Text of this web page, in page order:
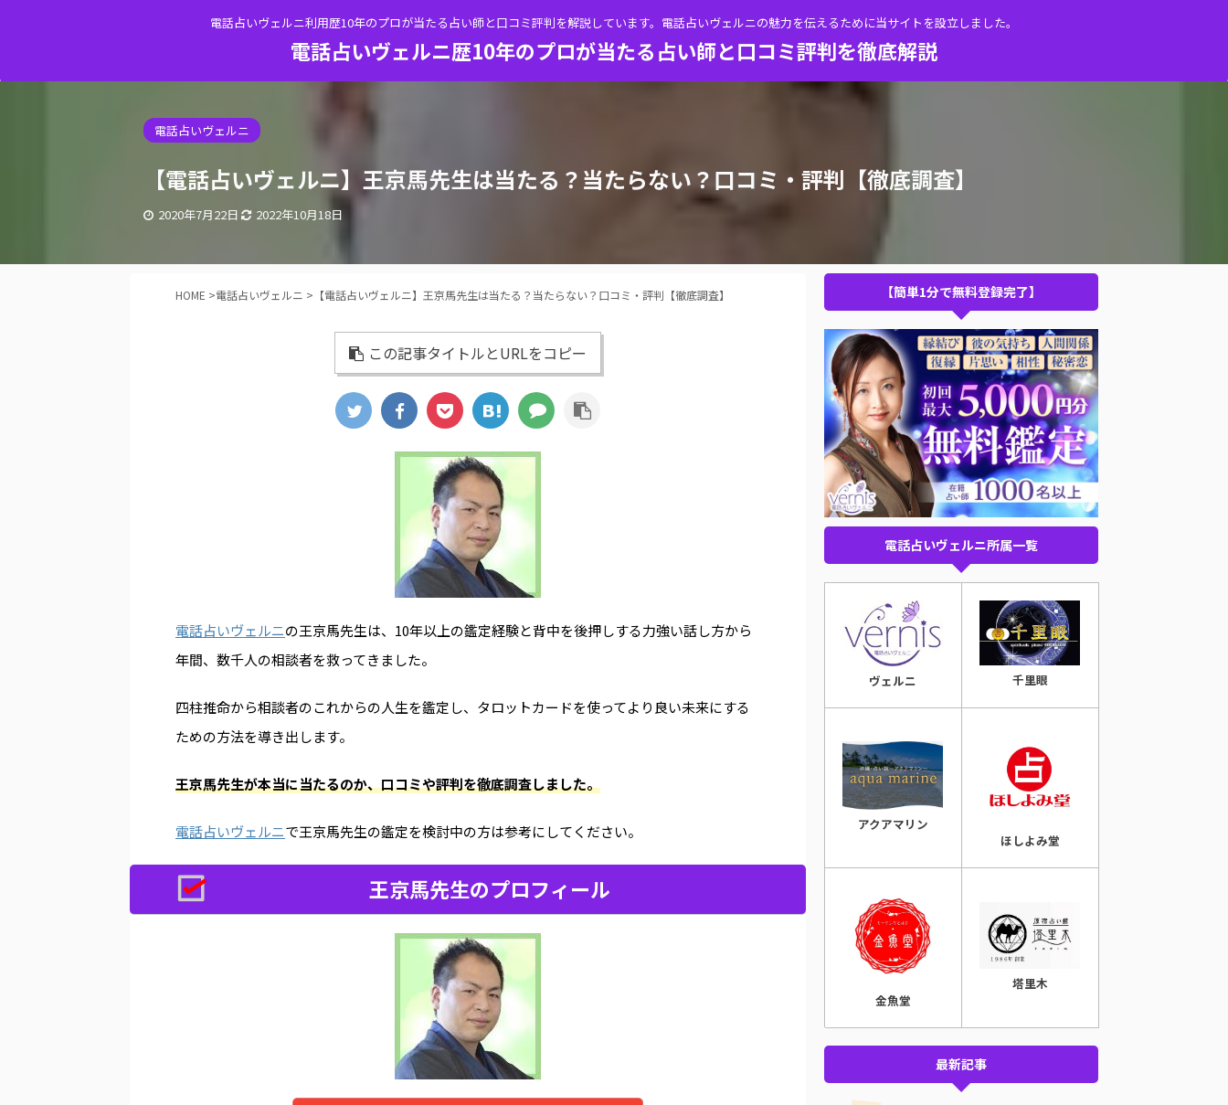
電話占いヴェルニ利用歴10年のプロが当たる占い師と口コミ評判を解説しています。電話占いヴェルニの魅力を伝えるために当サイトを設立しました。
電話占いヴェルニ歴10年のプロが当たる占い師と口コミ評判を徹底解説
電話占いヴェルニ
【電話占いヴェルニ】王京馬先生は当たる？当たらない？口コミ・評判【徹底調査】
2020年7月22日 2022年10月18日
HOME >電話占いヴェルニ > 【電話占いヴェルニ】王京馬先生は当たる？当たらない？口コミ・評判【徹底調査】
この記事タイトルとURLをコピー
電話占いヴェルニの王京馬先生は、10年以上の鑑定経験と背中を後押しする力強い話し方から
年間、数千人の相談者を救ってきました。
四柱推命から相談者のこれからの人生を鑑定し、タロットカードを使ってより良い未来にする
ための方法を導き出します。
王京馬先生が本当に当たるのか、口コミや評判を徹底調査しました。
電話占いヴェルニで王京馬先生の鑑定を検討中の方は参考にしてください。
王京馬先生のプロフィール
【簡単1分で無料登録完了】
電話占いヴェルニ所属一覧
ヴェルニ 千里眼
アクアマリン
ほしよみ堂
金魚堂
塔里木
最新記事